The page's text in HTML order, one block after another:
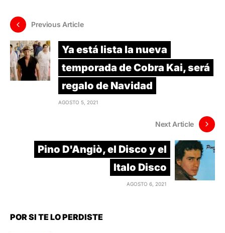
Previous Article
Ya está lista la nueva
temporada de Cobra Kai, será
regalo de Navidad
AGOSTO 5, 2021
Next Article
Pino D'Angiò, el Disco y el
Italo Disco
AGOSTO 6, 2021
POR SI TE LO PERDISTE